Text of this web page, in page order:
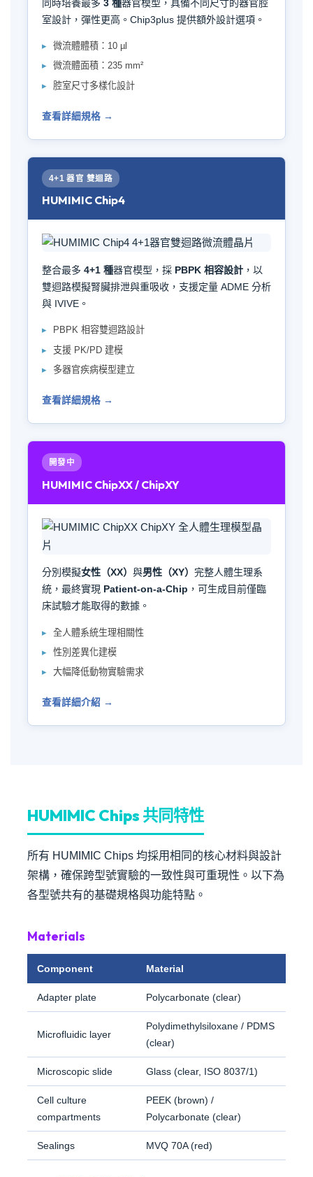
同時培養最多 3 種器官模型，具備不同尺寸的器官腔
室設計，彈性更高。Chip3plus 提供額外設計選項。
微流體體積：10 µl
微流體面積：235 mm²
腔室尺寸多樣化設計
查看詳細規格 →
4+1 器官 雙迴路
HUMIMIC Chip4
整合最多 4+1 種器官模型，採 PBPK 相容設計 ，以
雙迴路模擬腎臟排泄與重吸收，支援定量 ADME 分析
與 IVIVE。
PBPK 相容雙迴路設計
支援 PK/PD 建模
多器官疾病模型建立
查看詳細規格 →
開發中
HUMIMIC ChipXX / ChipXY
分別模擬女性（XX） 與男性（XY） 完整人體生理系
統，最終實現 Patient-on-a-Chip ，可生成目前僅臨
床試驗才能取得的數據。
全人體系統生理相關性
性別差異化建模
大幅降低動物實驗需求
查看詳細介紹 →
HUMIMIC Chips 共同特性
所有 HUMIMIC Chips 均採用相同的核心材料與設計
架構，確保跨型號實驗的一致性與可重現性。以下為
各型號共有的基礎規格與功能特點。
Materials
Component Material
Adapter plate Polycarbonate (clear)
Microfluidic layer
Polydimethylsiloxane / PDMS
(clear)
Microscopic slide Glass (clear, ISO 8037/1)
Cell culture
compartments
PEEK (brown) /
Polycarbonate (clear)
Sealings MVQ 70A (red)